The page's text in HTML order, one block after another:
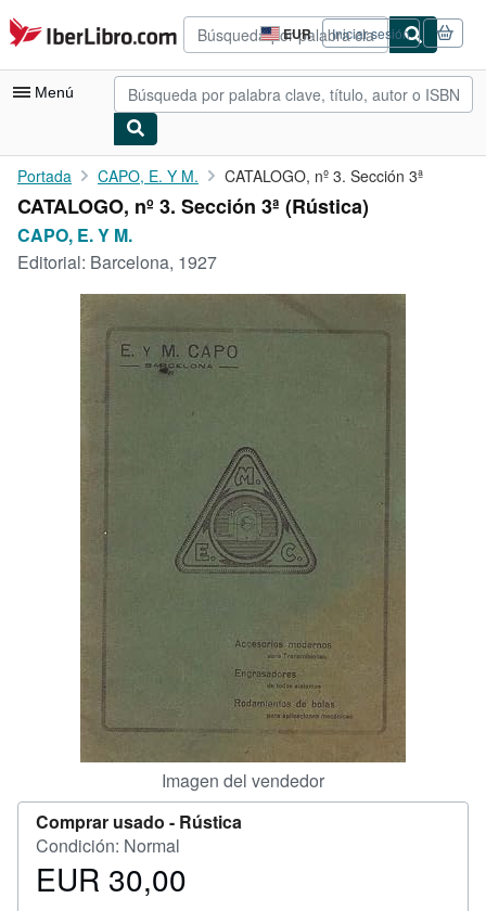
Pasar al contenido principal
IberLibro.com EUR
Preferencias
de
compra
del
Iniciar sesión
Menú
Mi cuenta
Consultar mis pedidos
Búsqueda avanzada
Libros antiguos
Arte y coleccionismo
Vendedores
CERRAR
Portada CAPO, E. Y M. CATALOGO, nº 3. Sección 3ª
CATALOGO, nº 3. Sección 3ª (Rústica)
CAPO, E. Y M.
Editorial: Barcelona, 1927
Imagen del vendedor
Comprar usado - Rústica
Condición: Normal
Precio
EUR 30,00